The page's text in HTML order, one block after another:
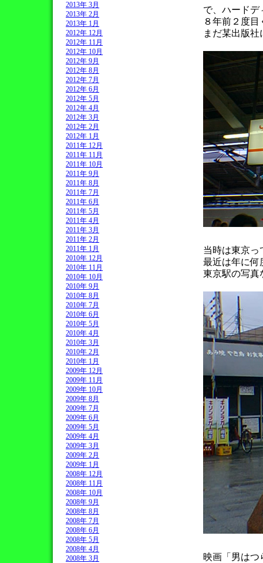
2013年 3月
2013年 2月
2013年 1月
2012年 12月
2012年 11月
2012年 10月
2012年 9月
2012年 8月
2012年 7月
2012年 6月
2012年 5月
2012年 4月
2012年 3月
2012年 2月
2012年 1月
2011年 12月
2011年 11月
2011年 10月
2011年 9月
2011年 8月
2011年 7月
2011年 6月
2011年 5月
2011年 4月
2011年 3月
2011年 2月
2011年 1月
2010年 12月
2010年 11月
2010年 10月
2010年 9月
2010年 8月
2010年 7月
2010年 6月
2010年 5月
2010年 4月
2010年 3月
2010年 2月
2010年 1月
2009年 12月
2009年 11月
2009年 10月
2009年 8月
2009年 7月
2009年 6月
2009年 5月
2009年 4月
2009年 3月
2009年 2月
2009年 1月
2008年 12月
2008年 11月
2008年 10月
2008年 9月
2008年 8月
2008年 7月
2008年 6月
2008年 5月
2008年 4月
2008年 3月
で、ハードデ
８年前２度
まだ某出版
当時は東京っ
最近は年に何
東京駅の写
映画「男はつ